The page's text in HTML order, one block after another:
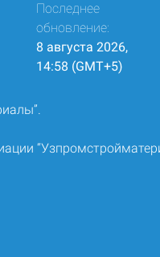
Последнее
обновление:
8 августа 2026,
14:58 (GMT+5)